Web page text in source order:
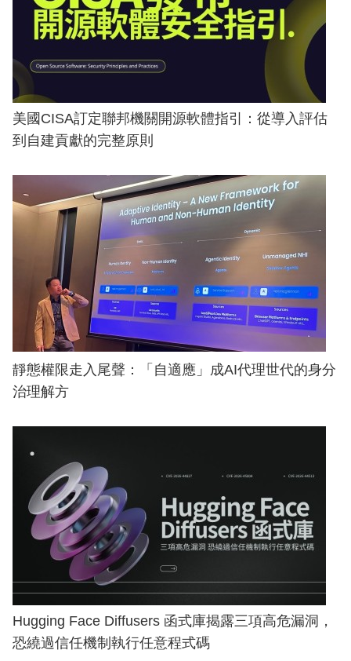
美國CISA訂定聯邦機關開源軟體指引：從導入評估
到自建貢獻的完整原則
靜態權限走入尾聲：「自適應」成AI代理世代的身分
治理解方
Hugging Face Diffusers 函式庫揭露三項高危漏洞，
恐繞過信任機制執行任意程式碼